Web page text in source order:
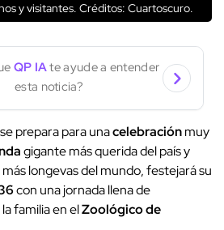
y visitantes. Créditos: Cuartoscuro.
QP IAte ayude a entender
esta noticia?
se prepara para unacelebraciónmuy
gigante más querida del país y
longevas del mundo, festejará su
con una jornada llena de
familia en elZoológico de